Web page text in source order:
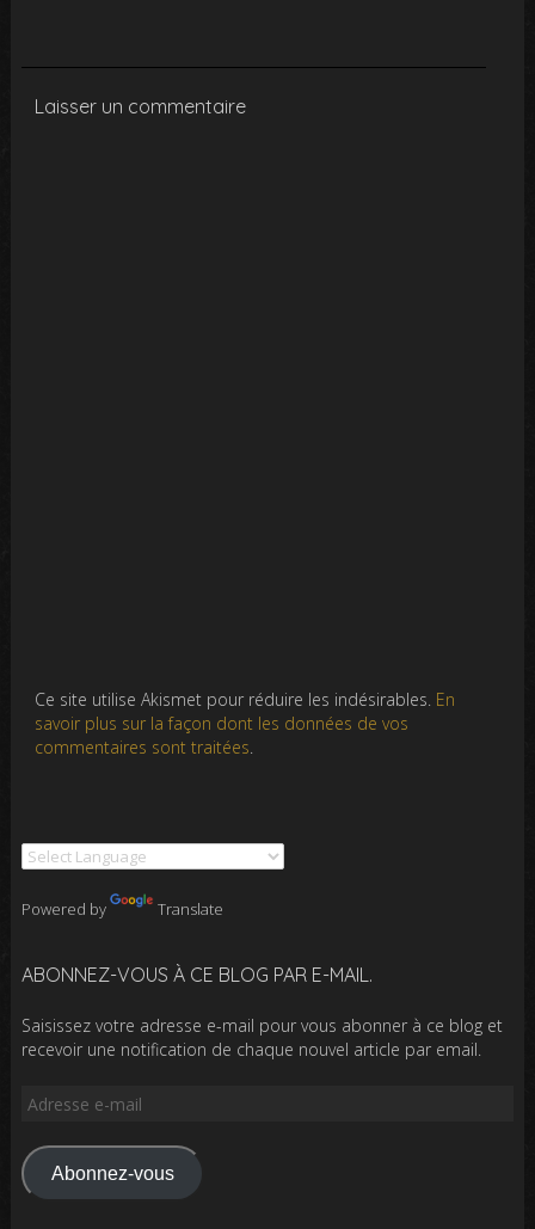
Laisser un commentaire
Ce site utilise Akismet pour réduire les indésirables. En
savoir plus sur la façon dont les données de vos
commentaires sont traitées.
Powered by Translate
ABONNEZ-VOUS À CE BLOG PAR E-MAIL.
Saisissez votre adresse e-mail pour vous abonner à ce blog et
recevoir une notification de chaque nouvel article par email.
Adresse
mail
Abonnez-vous